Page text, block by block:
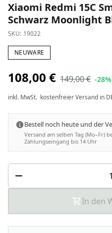
Xiaomi Redmi 15C
Schwarz Moonlight
SKU: 19022
NEUWARE
108,00 € 149,00 € -28%
inkl. MwSt. kostenfreier Versand in
Bestell noch heute und der
Versand am selben Tag (Mo–Fr)
Zahlungseingang bis 14 Uhr
In den